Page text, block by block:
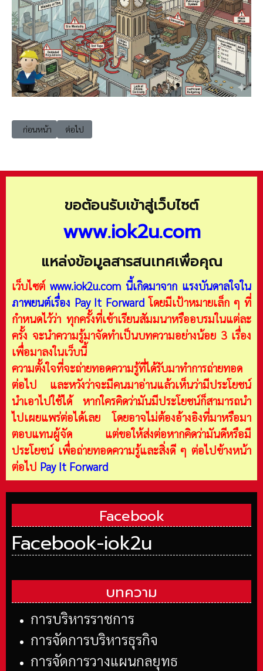
เนื้อหาก่อนหน้า: howtogov02 ปัญหาการทำงานแบบแยกส่วน (Silo
ก่อนหน้า เนื้อหาถัดไป: howtogov04 ปัญหาความโปร่งใสและคอร์รัป
ต่อไป
ขอต้อนรับเข้าสู่เว็บไซต์
www.iok2u.com
แหล่งข้อมูลสารสนเทศเพื่อคุณ
เว็บไซต์ www.iok2u.com นี้เกิดมาจาก แรงบันดาลใจใน
ภาพยนต์เรื่อง Pay It Forward โดยมีเป้าหมายเล็ก ๆ ที่
กำหนดไว้ว่า ทุกครั้งที่เข้าเรียนสัมมนาหรืออบรมในแต่ละ
ครั้ง จะนำความรู้มาจัดทำเป็นบทความอย่างน้อย 3 เรื่อง
เพื่อมาลงในเว็บนี้
ความตั้งใจที่จะถ่ายทอดความรู้ที่ได้รับมาทำการถ่ายทอด
ต่อไป และหวังว่าจะมีคนมาอ่านแล้วเห็นว่ามีประโยชน์
นำเอาไปใช้ได้ หากใครคิดว่ามันมีประโยชน์ก็สามารถนำ
ไปเผยแพร่ต่อได้เลย โดยอาจไม่ต้องอ้างอิงที่มาหรือมา
ตอบแทนผู้จัด แต่ขอให้ส่งต่อหากคิดว่ามันดีหรือมี
ประโยชน์ เพื่อถ่ายทอดความรู้และสิ่งดี ๆ ต่อไปข้างหน้า
ต่อไป Pay It Forward
Facebook
Facebook-iok2u
บทความ
การบริหารราชการ
การจัดการบริหารธุรกิจ
การจัดการวางแผนกลยุทธ